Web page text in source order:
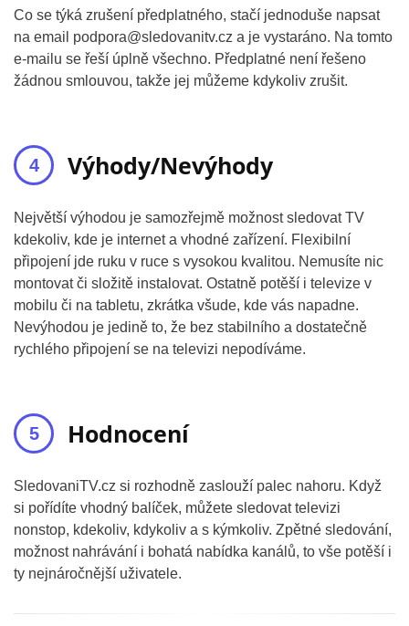
Co se týká zrušení předplatného, stačí jednoduše napsat
na email podpora@sledovanitv.cz a je vystaráno. Na tomto
e-mailu se řeší úplně všechno. Předplatné není řešeno
žádnou smlouvou, takže jej můžeme kdykoliv zrušit.
Výhody/Nevýhody
Největší výhodou je samozřejmě možnost sledovat TV
kdekoliv, kde je internet a vhodné zařízení. Flexibilní
připojení jde ruku v ruce s vysokou kvalitou. Nemusíte nic
montovat či složitě instalovat. Ostatně potěší i televize v
mobilu či na tabletu, zkrátka všude, kde vás napadne.
Nevýhodou je jedině to, že bez stabilního a dostatečně
rychlého připojení se na televizi nepodíváme.
Hodnocení
SledovaniTV.cz si rozhodně zaslouží palec nahoru. Když
si pořídíte vhodný balíček, můžete sledovat televizi
nonstop, kdekoliv, kdykoliv a s kýmkoliv. Zpětné sledování,
možnost nahrávání i bohatá nabídka kanálů, to vše potěší i
ty nejnáročnější uživatele.